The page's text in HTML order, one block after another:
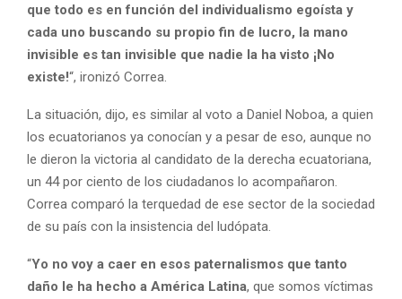
que todo es en función del individualismo egoísta y
cada uno buscando su propio fin de lucro, la mano
invisible es tan invisible que nadie la ha visto ¡No
existe!“, ironizó Correa.
La situación, dijo, es similar al voto a Daniel Noboa, a quien
los ecuatorianos ya conocían y a pesar de eso, aunque no
le dieron la victoria al candidato de la derecha ecuatoriana,
un 44 por ciento de los ciudadanos lo acompañaron.
Correa comparó la terquedad de ese sector de la sociedad
de su país con la insistencia del ludópata.
“Yo no voy a caer en esos paternalismos que tanto
daño le ha hecho a América Latina, que somos víctimas